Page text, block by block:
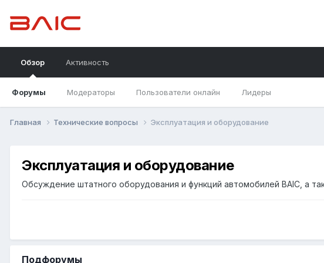
Обзор
Форумы Модераторы Пользователи онлайн Лидеры
Активность
Главная Технические вопросы Эксплуатация и оборудование
Эксплуатация и оборудование
Обсуждение штатного оборудования и функций автомобилей BAIC, а
Подфорумы